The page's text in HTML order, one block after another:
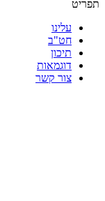
תפריט
עלינו
חט"ב
תיכון
דוגמאות
צור קשר